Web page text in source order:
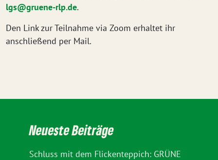
lgs@gruene-rlp.de.
Den Link zur Teilnahme via Zoom erhaltet ihr
anschließend per Mail.
Neueste Beiträge
Schluss mit dem Flickenteppich: GRÜNE